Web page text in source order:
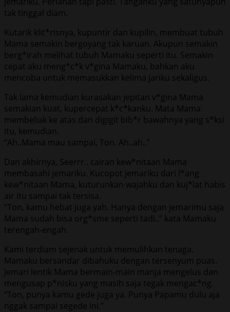
tak tinggal diam.
Kutarik klit*risnya, kupuntir dan kupilin, membuat tubuh
Mama semakin bergoyang tak karuan. Akupun semakin
berg*irah melihat tubuh Mamaku seperti itu. Semakin
cepat aku meng*c*k v*gina Mamaku, bahkan aku
mencoba untuk memasukkan kelima jariku sekaligus.
Tak lama kemudian kurasakan jepitan v*gina Mama
semakian kuat, kupercepat k*c*kanku. Mata Mama
membeliak ke atas dan digigit bib*r bawahnya yang s*ksi
itu, kemudian.
“Ah..Mama mau sampai, Ton. Ah..ah..”
Dan akhirnya, Seerrr.. cairan kew*nitaan Mama
membasahi jemariku. Kucopot jemariku dari l*ang
kew*nitaan Mama, kuturunkan wajahku dan kuj*lat habis
air itu sampai tak tersisa.
“Ton, kamu hebat juga yah. Hanya dengan jemarimu saja
Mama sudah bisa org*sme seperti tadi..” kata Mamaku
terengah-engah.
Kami terdiam sejenak untuk memulihkan tenaga.
Mamaku bersandar dibahuku dengan tersenyum puas.
Jemari lentik Mama bermain-main manja mengelus dan
mengusap p*nisku yang masih saja tegak mengac*ng.
“Ton, punya kamu gede juga ya. Punya Papamu dulu aja
nggak sampai segede ini.”